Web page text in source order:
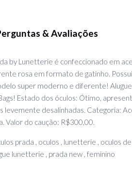
& Avaliações
by Lunetterie é confeccionado em
rosa em formato de gatinho.
super moderno e diferente!
Estado dos óculos: Ótimo,
levemente desalinhadas. Categoria:
Valor do caução: R$300,00.
prada , oculos , lunetterie , oculos de
lunetterie , prada new , feminino